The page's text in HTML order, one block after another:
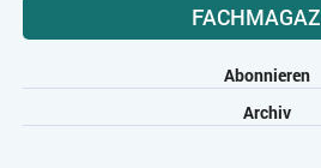
Abonnieren
Archiv